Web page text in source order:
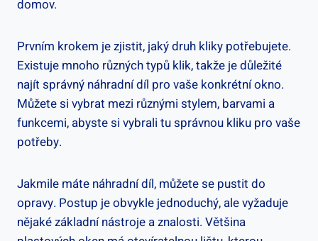
domov.
Prvním krokem je zjistit,‌ jaký druh kliky potřebujete.
Existuje mnoho různých typů klik, takže je důležité
najít správný náhradní díl pro vaše konkrétní okno.
Můžete si vybrat mezi různými stylem, barvami a
funkcemi, abyste si vybrali tu správnou kliku pro vaše
potřeby.
Jakmile máte náhradní díl, můžete se pustit do
opravy. Postup je obvykle jednoduchý, ale vyžaduje
nějaké základní nástroje a znalosti. Většina